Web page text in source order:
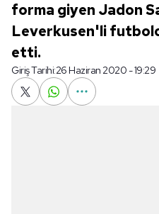
forma giyen Jadon
Leverkusen'li
etti.
Giriş Tarihi:26 Haziran 2020 - 19:29